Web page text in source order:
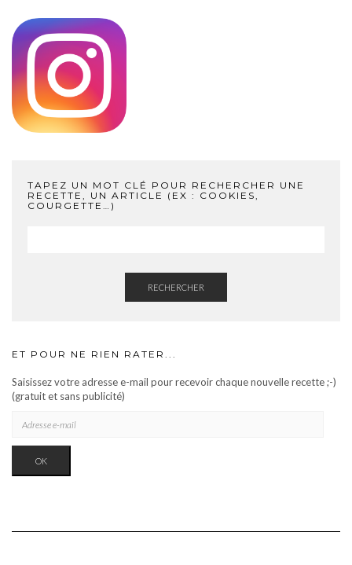
TAPEZ UN MOT CLÉ POUR RECHERCHER UNE
RECETTE, UN ARTICLE (EX : COOKIES,
COURGETTE…)
RECHERCHER
ET POUR NE RIEN RATER...
Saisissez votre adresse e-mail pour recevoir chaque nouvelle recette ;-)
(gratuit et sans publicité)
OK